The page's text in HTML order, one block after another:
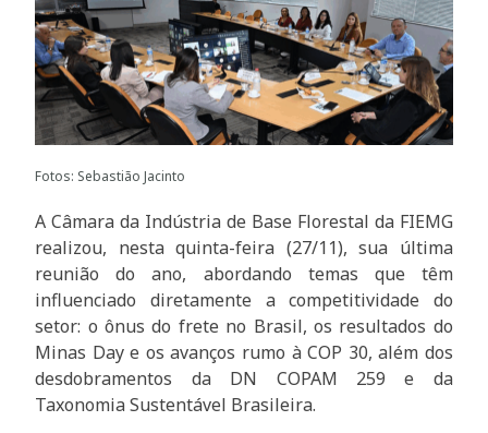
Fotos: Sebastião Jacinto
A Câmara da Indústria de Base Florestal da FIEMG
realizou, nesta quinta-feira (27/11), sua última
reunião do ano, abordando temas que têm
influenciado diretamente a competitividade do
setor: o ônus do frete no Brasil, os resultados do
Minas Day e os avanços rumo à COP 30, além dos
desdobramentos da DN COPAM 259 e da
Taxonomia Sustentável Brasileira.